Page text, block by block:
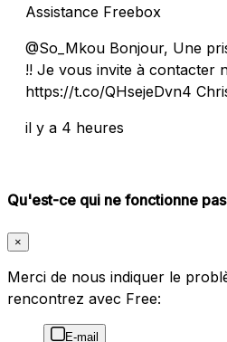
Assistance Freebox
@So_Mkou Bonjour, Une
!! Je vous invite à contacter
https://t.co/QHsejeDvn4
il y a 4 heures
Qu'est-ce qui ne fonctionne
×
Merci de nous indiquer le
rencontrez avec Free:
E-mail